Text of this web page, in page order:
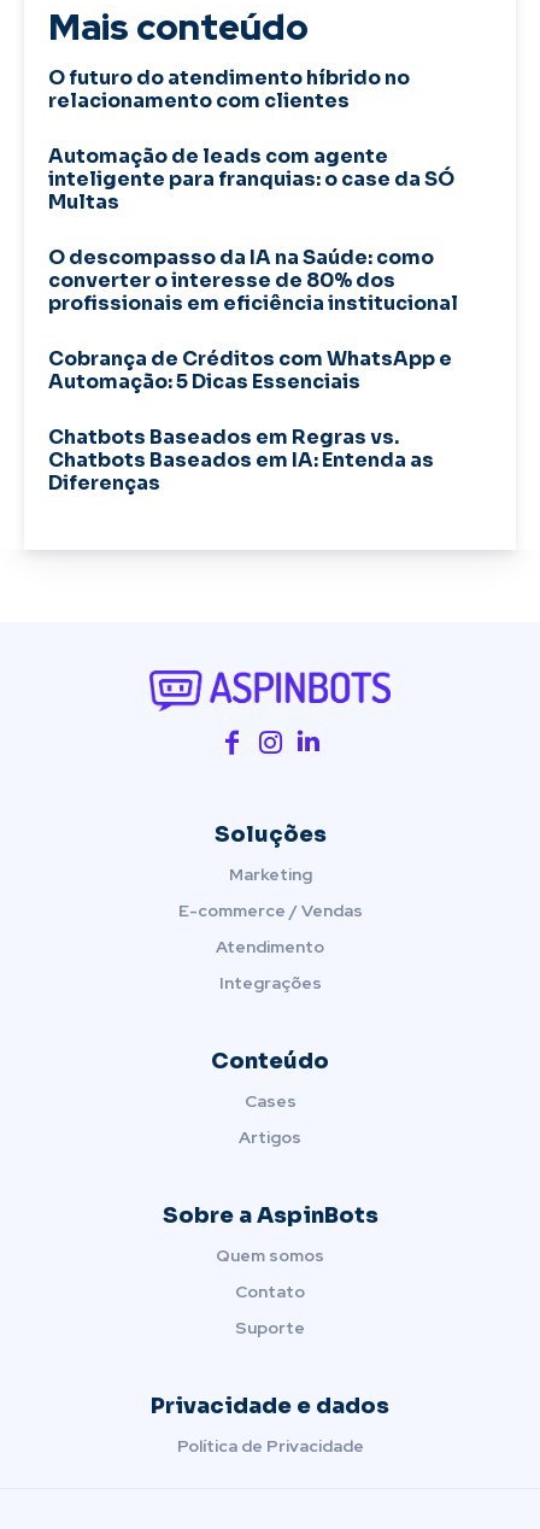
Mais conteúdo
O futuro do atendimento híbrido no
relacionamento com clientes
Automação de leads com agente
inteligente para franquias: o case da SÓ
Multas
O descompasso da IA na Saúde: como
converter o interesse de 80% dos
profissionais em eficiência institucional
Cobrança de Créditos com WhatsApp e
Automação: 5 Dicas Essenciais
Chatbots Baseados em Regras vs.
Chatbots Baseados em IA: Entenda as
Diferenças
Soluções
Marketing
E-commerce / Vendas
Atendimento
Integrações
Conteúdo
Cases
Artigos
Sobre a AspinBots
Quem somos
Contato
Suporte
Privacidade e dados
Política de Privacidade